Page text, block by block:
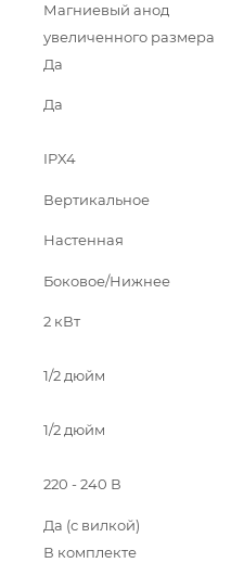
Магниевый анод
увеличенного размера
Да
Да
IPX4
Вертикальное
Настенная
Боковое/Нижнее
2 кВт
1/2 дюйм
1/2 дюйм
220 - 240 В
Да (с вилкой)
В комплекте